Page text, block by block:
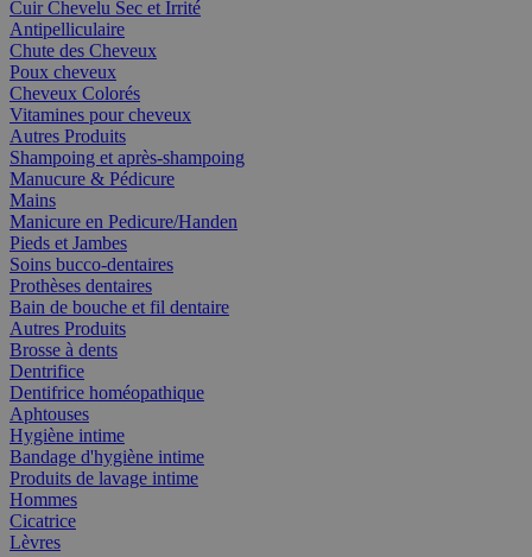
Cuir Chevelu Sec et Irrité
Antipelliculaire
Chute des Cheveux
Poux cheveux
Cheveux Colorés
Vitamines pour cheveux
Autres Produits
Shampoing et après-shampoing
Manucure & Pédicure
Mains
Manicure en Pedicure/Handen
Pieds et Jambes
Soins bucco-dentaires
Prothèses dentaires
Bain de bouche et fil dentaire
Autres Produits
Brosse à dents
Dentrifice
Dentifrice homéopathique
Aphtouses
Hygiène intime
Bandage d'hygiène intime
Produits de lavage intime
Hommes
Cicatrice
Lèvres